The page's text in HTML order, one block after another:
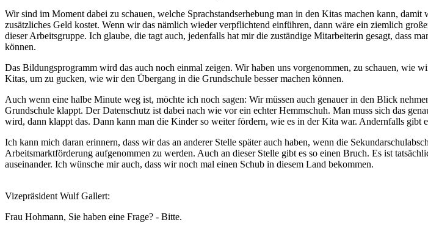
Wir sind im Moment dabei zu schauen, welche Sprachstandserhebung man in den Kitas machen kann,
zusätzliches Geld kostet. Wenn wir das nämlich wieder verpflichtend einführen, dann wäre ein ziemlich
dieser Arbeitsgruppe. Ich glaube, die tagt auch, jedenfalls hat mir die zuständige Mitarbeiterin gesagt, dass
können.
Das Bildungsprogramm wird das auch noch einmal zeigen. Wir haben uns vorgenommen, zu schauen, wie
Kitas, um zu gucken, wie wir den Übergang in die Grundschule besser machen können.
Auch wenn eine halbe Minute weg ist, möchte ich noch sagen: Wir müssen auch genauer in den Blick
Grundschule klappt. Der Datenschutz ist dabei nach wie vor ein echter Hemmschuh. Man muss sich das
wird, dann klappt das. Dann kann man die Kinder so weiter fördern, wie es in der Kita war. Andernfalls gibt
Ich kann mich daran erinnern, dass wir das an anderer Stelle später auch haben, wenn die
Arbeitsmarktförderung aufgenommen zu werden. Auch an dieser Stelle gibt es so einen Bruch. Es ist
auseinander. Ich wünsche mir auch, dass wir noch mal einen Schub in diesem Land bekommen.
Vizepräsident Wulf Gallert:
Frau Hohmann, Sie haben eine Frage? - Bitte.